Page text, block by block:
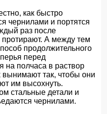
как быстро
чернилами и портятся
раз после
протирают. А между тем
продолжительного
перед
на полчаса в раствор
вынимают так, чтобы они
им высохнуть.
стальные детали и
чернилами.